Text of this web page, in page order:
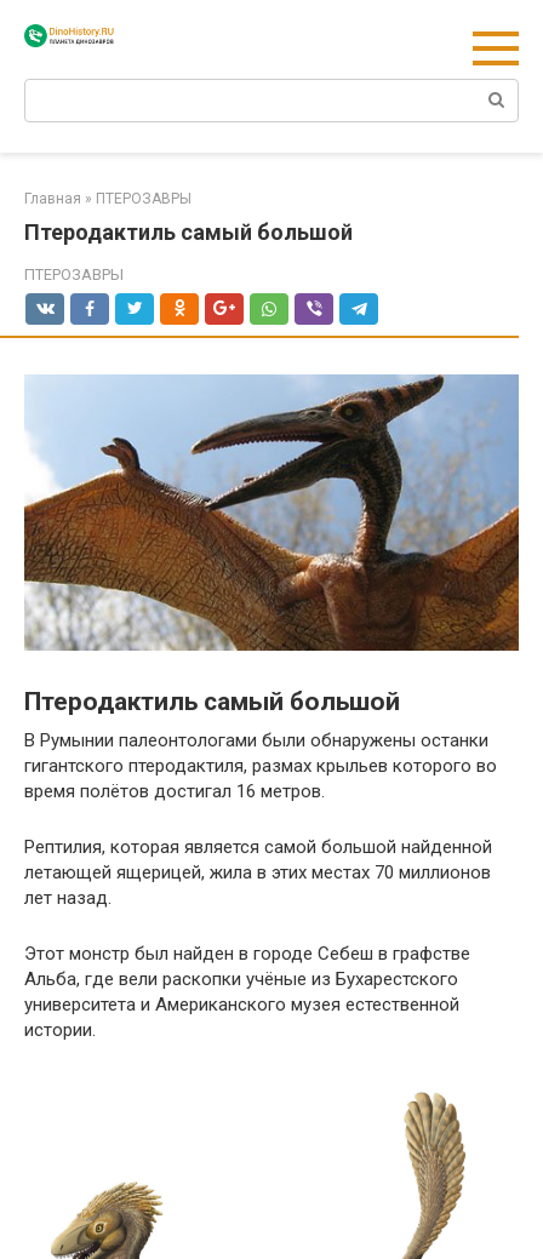
Главная » ПТЕРОЗАВРЫ
Птеродактиль самый большой
ПТЕРОЗАВРЫ
Птеродактиль самый большой
В Румынии палеонтологами были обнаружены останки
гигантского птеродактиля, размах крыльев которого во
время полётов достигал 16 метров.
Рептилия, которая является самой большой найденной
летающей ящерицей, жила в этих местах 70 миллионов
лет назад.
Этот монстр был найден в городе Себеш в графстве
Альба, где вели раскопки учёные из Бухарестского
университета и Американского музея естественной
истории.